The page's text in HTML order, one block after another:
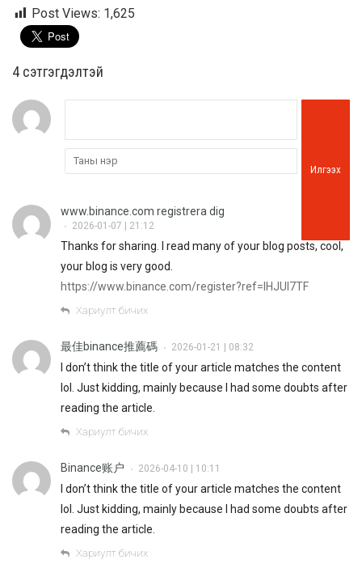
Post Views: 1,625
4 cэтгэгдэлтэй
Илгээх
www.binance.com registrera dig
• 2026-01-07 | 21:12
Thanks for sharing. I read many of your blog posts, cool,
your blog is very good.
https://www.binance.com/register?ref=IHJUI7TF
Хариулт бичих
最佳binance推薦碼 • 2026-01-21 | 08:32
I don’t think the title of your article matches the content
lol. Just kidding, mainly because I had some doubts after
reading the article.
Хариулт бичих
Binance账户 • 2026-04-10 | 10:11
I don’t think the title of your article matches the content
lol. Just kidding, mainly because I had some doubts after
reading the article.
Хариулт бичих